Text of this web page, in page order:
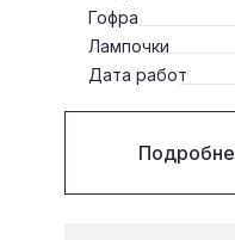
Лампочки
Дата работ
Гофра